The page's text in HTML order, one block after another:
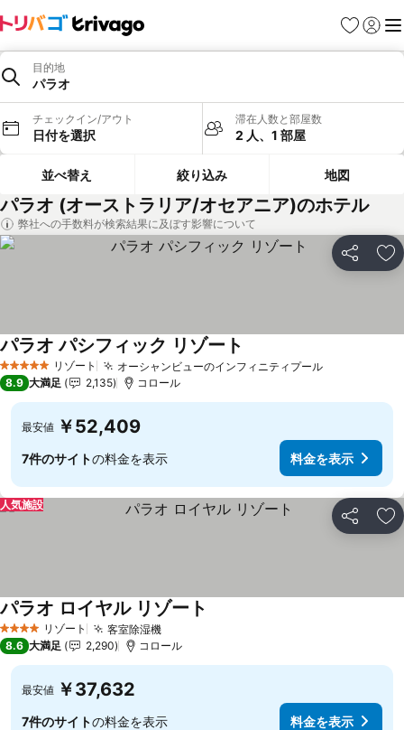
お気に入り
ログイ
メ
目的地
パラオ
チェックイン/アウト
日付を選択
滞在人数と部屋数
2 人、1 部屋
並べ替え 絞り込み 地図
パラオ (オーストラリア/オセアニア)のホテル
弊社への手数料が検索結果に及ぼす影響について
シェア お
5 ホテルのランク
リゾート オーシャンビューのインフィニティプール料金を表示
パラオ パシフィック リゾート
8.9 大満足 2,135 コロール
最安値 ￥52,409
7件のサイトの料金を表示 料金を表示
シェア お
人気施設
4 ホテルのランク
リゾート 客室除湿機料金を表示
パラオ ロイヤル リゾート
8.6 大満足 2,290 コロール
最安値 ￥37,632
7件のサイトの料金を表示 料金を表示